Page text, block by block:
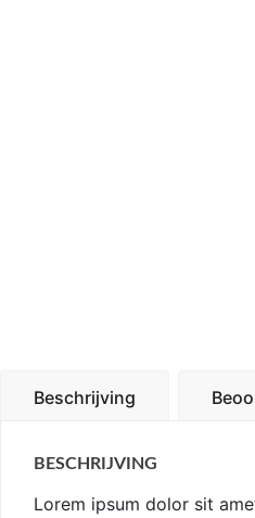
Beschrijving
BESCHRIJVING
Lorem ipsum dolor sit